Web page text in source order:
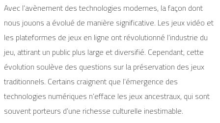
Avec l’avènement des technologies modernes, la façon dont
nous jouons a évolué de manière significative. Les jeux vidéo et
les plateformes de jeux en ligne ont révolutionné l’industrie du
jeu, attirant un public plus large et diversifié. Cependant, cette
évolution soulève des questions sur la préservation des jeux
traditionnels. Certains craignent que l’émergence des
technologies numériques n’efface les jeux ancestraux, qui sont
souvent porteurs d’une richesse culturelle inestimable.